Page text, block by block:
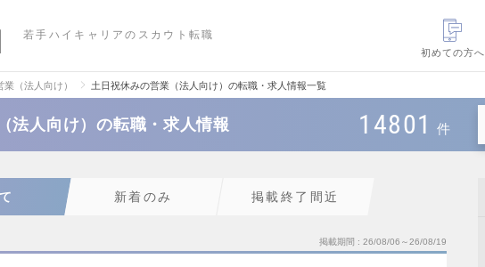
若手ハイキャリアのスカウト転職
初めての方へ
業（法人向け） 土日祝休みの営業（法人向け）の転職・求人情報一覧
法人向け）の転職・求人情報 14801 件
新着のみ 掲載終了間近
掲載期間 26/08/06～26/08/19